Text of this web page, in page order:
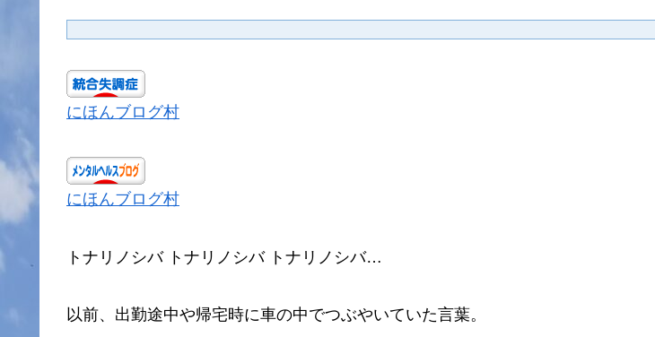
にほんブログ村
にほんブログ村
トナリノシバ トナリノシバ トナリノシバ…
以前、出勤途中や帰宅時に車の中でつぶやいていた言葉。